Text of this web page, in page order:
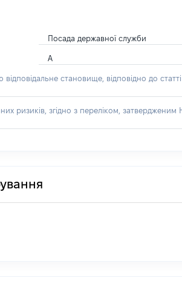
Посада державної служби
А
становище, відповідно до
згідно з переліком, затвердженим